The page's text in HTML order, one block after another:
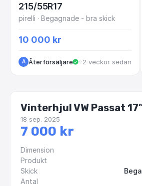
215/55R17
pirelli · Begagnade - bra skick
10 000 kr
A Återförsäljare · Kungälv
·2 veckor sedan
Vinterhjul VW Passat
18 sep. 2025
7 000 kr
Dimension
Produkt
Skick
Antal